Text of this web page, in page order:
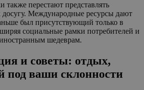
также перестают представлять
досугу. Международные ресурсы дают
был присутствующий только в
социальные рамки потребителей и
шедеврам.
и советы: отдых,
под ваши склонности